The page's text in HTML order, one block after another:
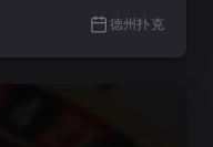
德州扑克